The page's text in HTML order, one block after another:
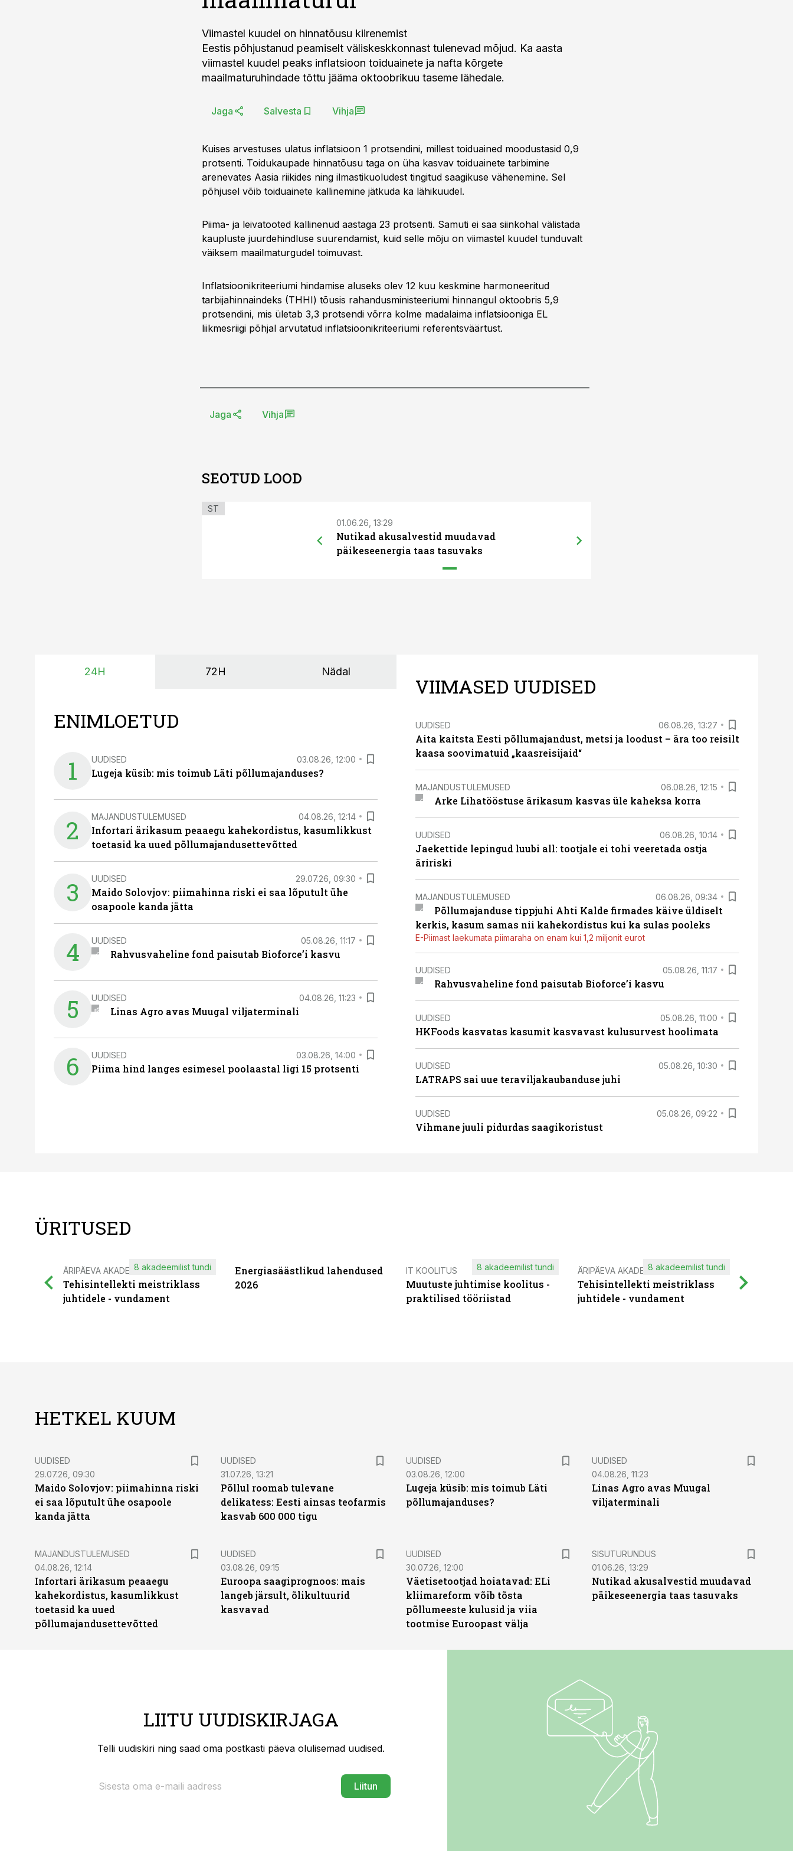
Viimastel kuudel on hinnatõusu kiirenemist
Eestis põhjustanud peamiselt väliskeskkonnast tulenevad mõjud. Ka aasta
viimastel kuudel peaks inflatsioon toiduainete ja nafta kõrgete
maailmaturuhindade tõttu jääma oktoobrikuu taseme lähedale.
Jaga Salvesta Vihja
Kuises arvestuses ulatus inflatsioon 1 protsendini, millest toiduained moodustasid 0,9
protsenti. Toidukaupade hinnatõusu taga on üha kasvav toiduainete tarbimine
arenevates Aasia riikides ning ilmastikuoludest tingitud saagikuse vähenemine. Sel
põhjusel võib toiduainete kallinemine jätkuda ka lähikuudel.
Piima- ja leivatooted kallinenud aastaga 23 protsenti. Samuti ei saa siinkohal välistada
kaupluste juurdehindluse suurendamist, kuid selle mõju on viimastel kuudel tunduvalt
väiksem maailmaturgudel toimuvast.
Inflatsioonikriteeriumi hindamise aluseks olev 12 kuu keskmine harmoneeritud
tarbijahinnaindeks (THHI) tõusis rahandusministeeriumi hinnangul oktoobris 5,9
protsendini, mis ületab 3,3 protsendi võrra kolme madalaima inflatsiooniga EL
liikmesriigi põhjal arvutatud inflatsioonikriteeriumi referentsväärtust.
Jaga Vihja
SEOTUD LOOD
ST
01.06.26, 13:29
Nutikad akusalvestid muudavad
päikeseenergia taas tasuvaks
24H 72H Nädal
ENIMLOETUD
1 UUDISED 03.08.26, 12:00
Lugeja küsib: mis toimub Läti põllumajanduses?
2 MAJANDUSTULEMUSED 04.08.26, 12:14
Infortari ärikasum peaaegu kahekordistus, kasumlikkust
toetasid ka uued põllumajandusettevõtted
3 UUDISED 29.07.26, 09:30
Maido Solovjov: piimahinna riski ei saa lõputult ühe
osapoole kanda jätta
4 UUDISED 05.08.26, 11:17
Rahvusvaheline fond paisutab Bioforce’i kasvu
5 UUDISED 04.08.26, 11:23
Linas Agro avas Muugal viljaterminali
6 UUDISED 03.08.26, 14:00
Piima hind langes esimesel poolaastal ligi 15 protsenti
VIIMASED UUDISED
UUDISED 06.08.26, 13:27
Aita kaitsta Eesti põllumajandust, metsi ja loodust – ära too reisilt
kaasa soovimatuid „kaasreisijaid“
MAJANDUSTULEMUSED 06.08.26, 12:15
Arke Lihatööstuse ärikasum kasvas üle kaheksa korra
UUDISED 06.08.26, 10:14
Jaekettide lepingud luubi all: tootjale ei tohi veeretada ostja
äririski
MAJANDUSTULEMUSED 06.08.26, 09:34
Põllumajanduse tippjuhi Ahti Kalde firmades käive üldiselt
kerkis, kasum samas nii kahekordistus kui ka sulas pooleks
E-Piimast laekumata piimaraha on enam kui 1,2 miljonit eurot
UUDISED 05.08.26, 11:17
Rahvusvaheline fond paisutab Bioforce’i kasvu
UUDISED 05.08.26, 11:00
HKFoods kasvatas kasumit kasvavast kulusurvest hoolimata
UUDISED 05.08.26, 10:30
LATRAPS sai uue teraviljakaubanduse juhi
UUDISED 05.08.26, 09:22
Vihmane juuli pidurdas saagikoristust
ÜRITUSED
ÄRIPÄEVA AKADEEMIA
Tehisintellekti meistriklass
juhtidele - vundament
8 akadeemilist tundi
Energiasäästlikud lahendused
2026
IT KOOLITUS
Muutuste juhtimise koolitus -
praktilised tööriistad
8 akadeemilist tundi ÄRIPÄEVA AKADEEMIA
Tehisintellekti meistriklass
juhtidele - vundament
8 akadeemilist tundi
HETKEL KUUM
UUDISED
29.07.26, 09:30
Maido Solovjov: piimahinna riski
ei saa lõputult ühe osapoole
kanda jätta
UUDISED
31.07.26, 13:21
Põllul roomab tulevane
delikatess: Eesti ainsas teofarmis
kasvab 600 000 tigu
UUDISED
03.08.26, 12:00
Lugeja küsib: mis toimub Läti
põllumajanduses?
UUDISED
04.08.26, 11:23
Linas Agro avas Muugal
viljaterminali
MAJANDUSTULEMUSED
04.08.26, 12:14
Infortari ärikasum peaaegu
kahekordistus, kasumlikkust
toetasid ka uued
põllumajandusettevõtted
UUDISED
03.08.26, 09:15
Euroopa saagiprognoos: mais
langeb järsult, õlikultuurid
kasvavad
UUDISED
30.07.26, 12:00
Väetisetootjad hoiatavad: ELi
kliimareform võib tõsta
põllumeeste kulusid ja viia
tootmise Euroopast välja
ST
SISUTURUNDUS
01.06.26, 13:29
Nutikad akusalvestid muudavad
päikeseenergia taas tasuvaks
LIITU UUDISKIRJAGA
Telli uudiskiri ning saad oma postkasti päeva olulisemad uudised.
Liitun